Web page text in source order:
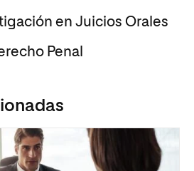
en Juicios Orales
Penal